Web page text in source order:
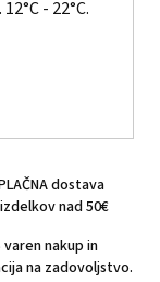
- 22°C.
dostava
nad 50€
varen nakup in
na zadovoljstvo.